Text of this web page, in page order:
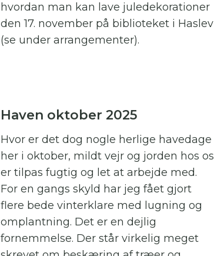
hvordan man kan lave juledekorationer
den 17. november på biblioteket i Haslev
(se under arrangementer).
Haven oktober 2025
Hvor er det dog nogle herlige havedage
her i oktober, mildt vejr og jorden hos os
er tilpas fugtig og let at arbejde med.
For en gangs skyld har jeg fået gjort
flere bede vinterklare med lugning og
omplantning. Det er en dejlig
fornemmelse. Der står virkelig meget